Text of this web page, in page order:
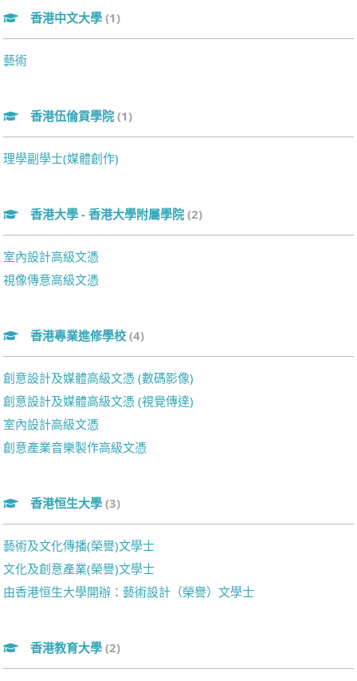
香港中文大學 (1)
藝術
香港伍倫貢學院 (1)
理學副學士(媒體創作)
香港大學 - 香港大學附屬學院 (2)
室內設計高級文憑
視像傳意高級文憑
香港專業進修學校 (4)
創意設計及媒體高級文憑 (數碼影像)
創意設計及媒體高級文憑 (視覺傳達)
室內設計高級文憑
創意產業音樂製作高級文憑
香港恒生大學 (3)
藝術及文化傳播(榮譽)文學士
文化及創意產業(榮譽)文學士
由香港恒生大學開辦：藝術設計（榮譽）文學士
香港教育大學 (2)